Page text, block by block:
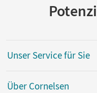
Unser Service für Sie
Über Cornelsen